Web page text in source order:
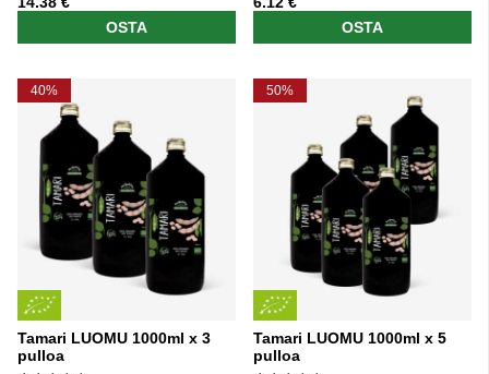
OSTA
OSTA
40%
Tamari LUOMU 1000ml x 3
pulloa
50%
Tamari LUOMU 1000ml x 5
pulloa